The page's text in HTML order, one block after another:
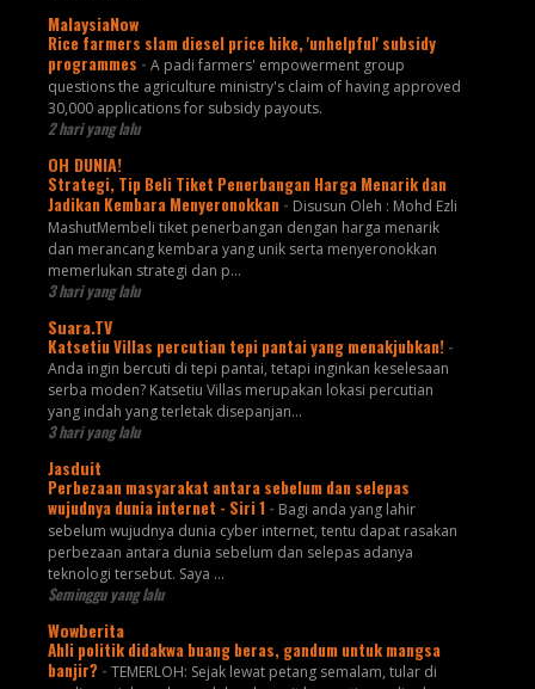
MalaysiaNow
Rice farmers slam diesel price hike, 'unhelpful' subsidy
programmes - A padi farmers' empowerment group
questions the agriculture ministry's claim of having approved
30,000 applications for subsidy payouts.
2 hari yang lalu
OH DUNIA!
Strategi, Tip Beli Tiket Penerbangan Harga Menarik dan
Jadikan Kembara Menyeronokkan - Disusun Oleh : Mohd Ezli
MashutMembeli tiket penerbangan dengan harga menarik
dan merancang kembara yang unik serta menyeronokkan
memerlukan strategi dan p...
3 hari yang lalu
Suara.TV
Katsetiu Villas percutian tepi pantai yang menakjubkan! -
Anda ingin bercuti di tepi pantai, tetapi inginkan keselesaan
serba moden? Katsetiu Villas merupakan lokasi percutian
yang indah yang terletak disepanjan...
3 hari yang lalu
Jasduit
Perbezaan masyarakat antara sebelum dan selepas
wujudnya dunia internet - Siri 1 - Bagi anda yang lahir
sebelum wujudnya dunia cyber internet, tentu dapat rasakan
perbezaan antara dunia sebelum dan selepas adanya
teknologi tersebut. Saya ...
Seminggu yang lalu
Wowberita
Ahli politik didakwa buang beras, gandum untuk mangsa
banjir? - TEMERLOH: Sejak lewat petang semalam, tular di